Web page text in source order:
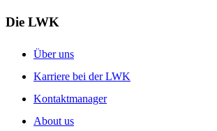
Die LWK
Über uns
Karriere bei der LWK
Kontaktmanager
About us